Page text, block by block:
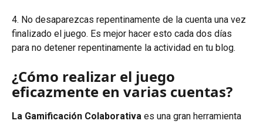
4. No desaparezcas repentinamente de la cuenta una vez
finalizado el juego. Es mejor hacer esto cada dos días
para no detener repentinamente la actividad en tu blog.
¿Cómo realizar el juego
eficazmente en varias cuentas?
La Gamificación Colaborativa es una gran herramienta